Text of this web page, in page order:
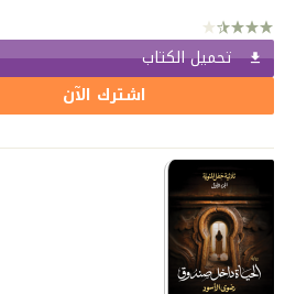
تحميل الكتاب
اشترك الآن